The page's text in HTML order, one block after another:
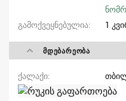
გამოქვეყნებულია
1
ᲛᲓᲔᲑᲐᲠᲔᲝᲑᲐ
ქალაქი